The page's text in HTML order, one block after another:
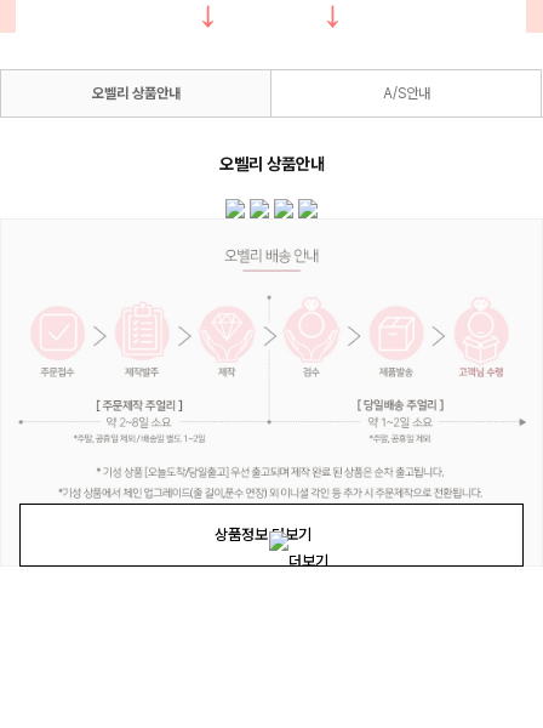
상품정보 더보기
오벨리 상품안내 A/S안내
오벨리 상품안내